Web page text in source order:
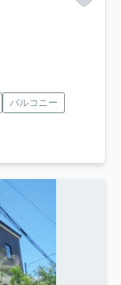
バルコニー